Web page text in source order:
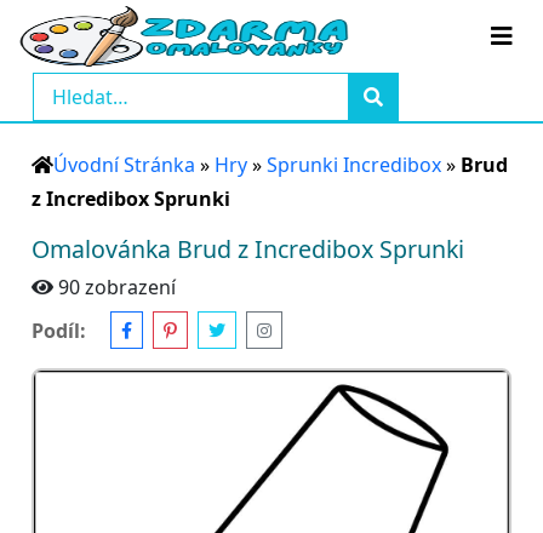
Úvodní Stránka » Hry»Sprunki Incredibox» Brud
z Incredibox Sprunki
Omalovánka Brud z Incredibox Sprunki
90 zobrazení
Podíl: